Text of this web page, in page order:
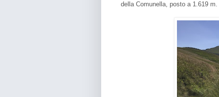
della Comunella, posto a 1.619